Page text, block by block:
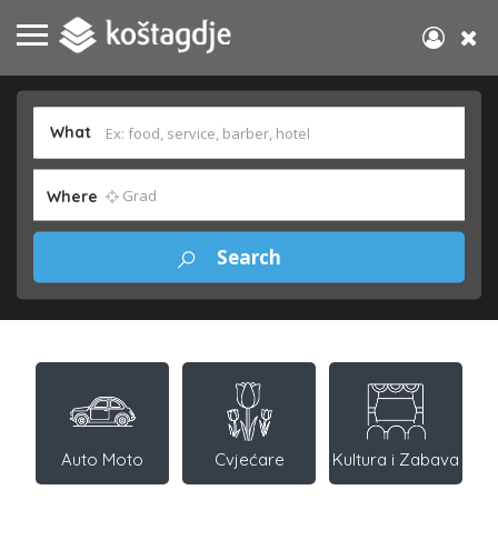
What
Where
Auto Moto Cvjećare Kultura i Zabava